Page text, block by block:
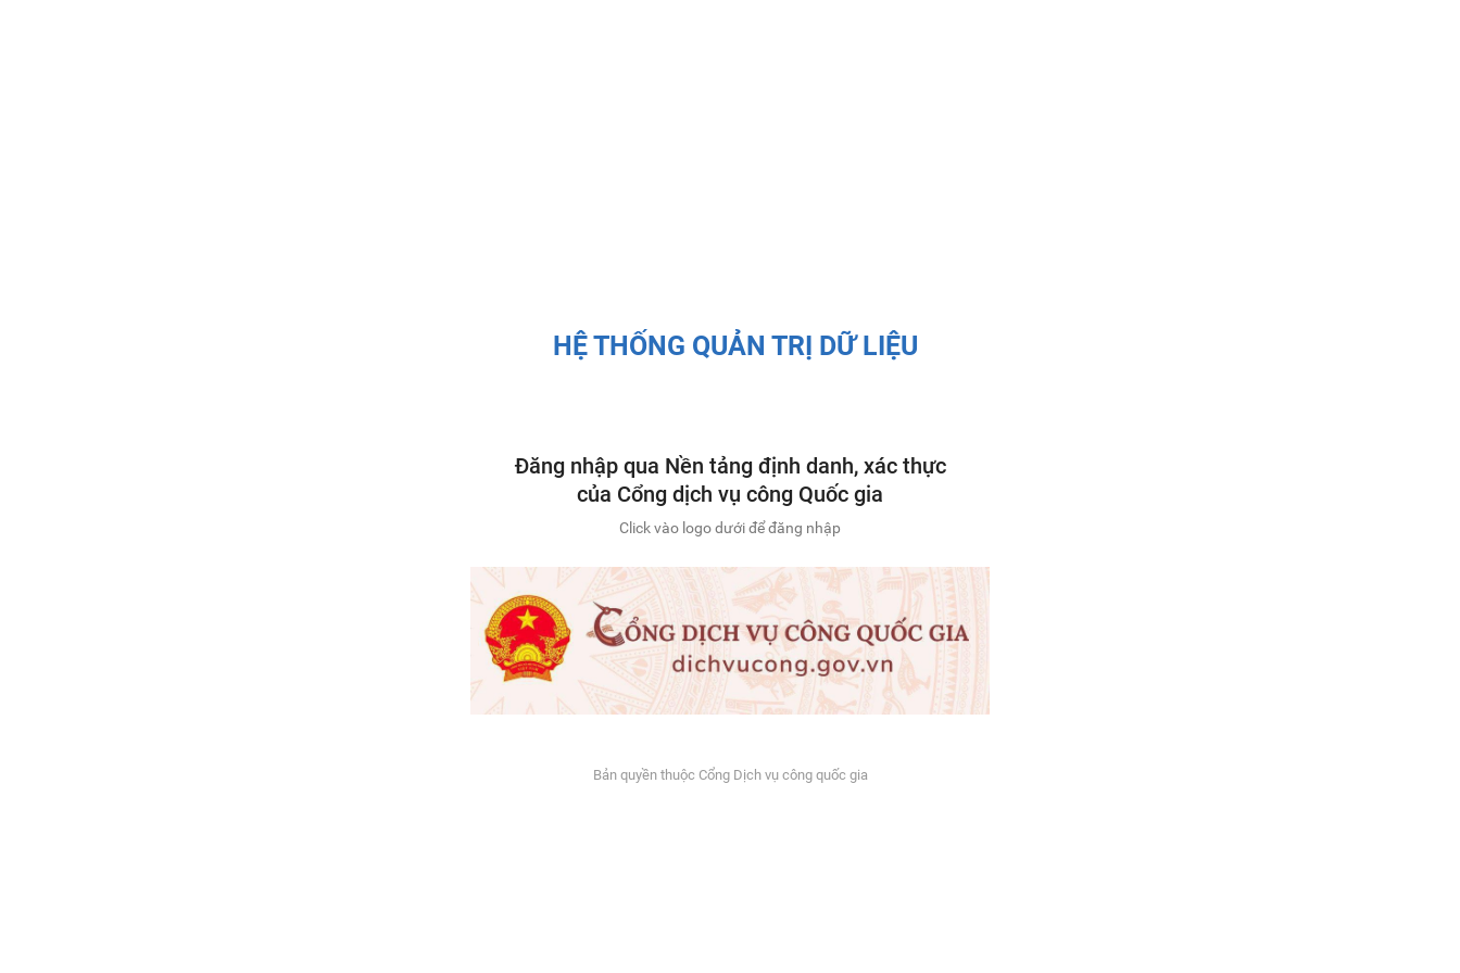
HỆ THỐNG QUẢN TRỊ DỮ LIỆU
Đăng nhập qua Nền tảng định danh, xác thực
của Cổng dịch vụ công Quốc gia
Click vào logo dưới để đăng nhập
Bản quyền thuộc Cổng Dịch vụ công quốc gia